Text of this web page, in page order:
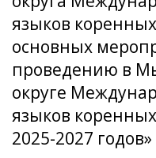
языков
основных
проведению в
округе
языков
2025-2027 годов»